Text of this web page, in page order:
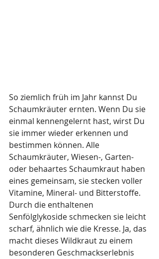
So ziemlich früh im Jahr kannst Du
Schaumkräuter ernten. Wenn Du sie
einmal kennengelernt hast, wirst Du
sie immer wieder erkennen und
bestimmen können. Alle
Schaumkräuter, Wiesen-, Garten-
oder behaartes Schaumkraut haben
eines gemeinsam, sie stecken voller
Vitamine, Mineral- und Bitterstoffe.
Durch die enthaltenen
Senfölglykoside schmecken sie leicht
scharf, ähnlich wie die Kresse. Ja, das
macht dieses Wildkraut zu einem
besonderen Geschmackserlebnis